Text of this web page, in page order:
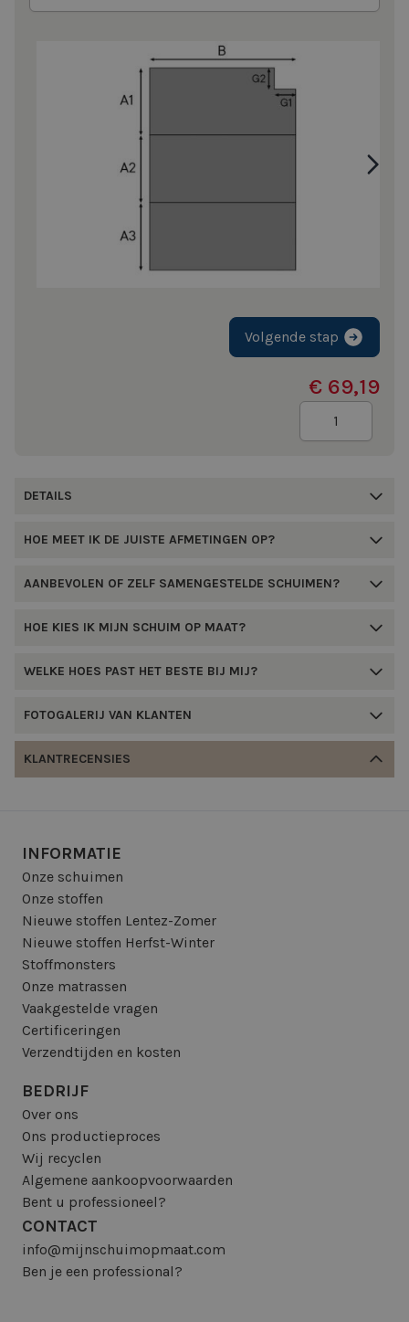
Volgende stap
€ 69,19
DETAILS
HOE MEET IK DE JUISTE AFMETINGEN OP?
AANBEVOLEN OF ZELF SAMENGESTELDE SCHUIMEN?
HOE KIES IK MIJN SCHUIM OP MAAT?
WELKE HOES PAST HET BESTE BIJ MIJ?
FOTOGALERIJ VAN KLANTEN
KLANTRECENSIES
INFORMATIE
Onze schuimen
Onze stoffen
Nieuwe stoffen Lentez-Zomer
Nieuwe stoffen Herfst-Winter
Stoffmonsters
Onze matrassen
Vaakgestelde vragen
Certificeringen
Verzendtijden en kosten
BEDRIJF
Over ons
Ons productieproces
Wij recyclen
Algemene aankoopvoorwaarden
Bent u professioneel?
CONTACT
info@mijnschuimopmaat.com
Ben je een professional?